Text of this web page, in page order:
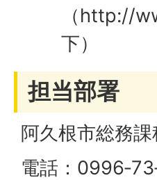
（http://
下）
担当部署
阿久根市総務
電話：